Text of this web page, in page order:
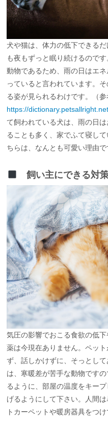
犬や猫は、体力の低下できる
も夜もずっと眠り続けるので
動物であるため、雨の日はエ
っていると言われています。
る姿が見られるわけです。（参
https://
て飼われている犬は、雨の日
ることも多く、家でふて寝し
ちらは、なんとも可愛い理由で
飼い主にできる対
気圧の影響でおこる食欲の低
薬は今現在ありません。ペッ
ず、話しかけずに、そっとし
は、寒暖差が苦手な動物です
るように、部屋の温度をキー
げるようにして下さい。人間
トカーペットや暖房器具をつ